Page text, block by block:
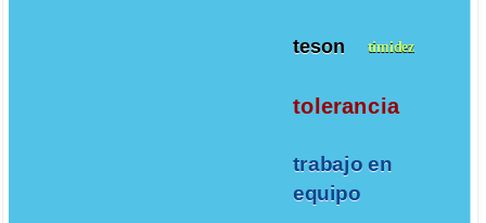
teson timidez
tolerancia
trabajo en
equipo